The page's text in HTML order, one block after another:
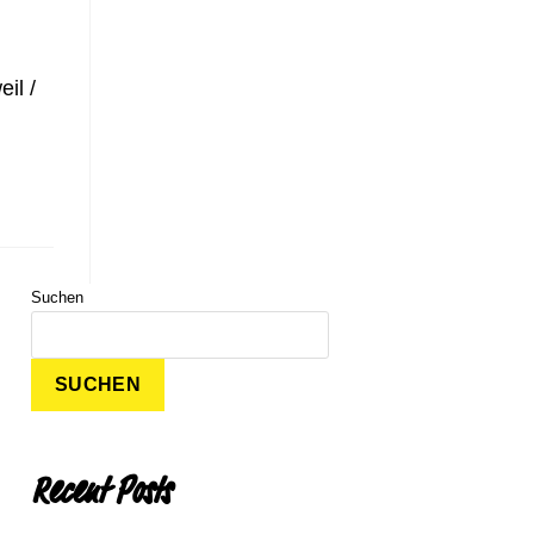
/
Suchen
SUCHEN
Recent Posts